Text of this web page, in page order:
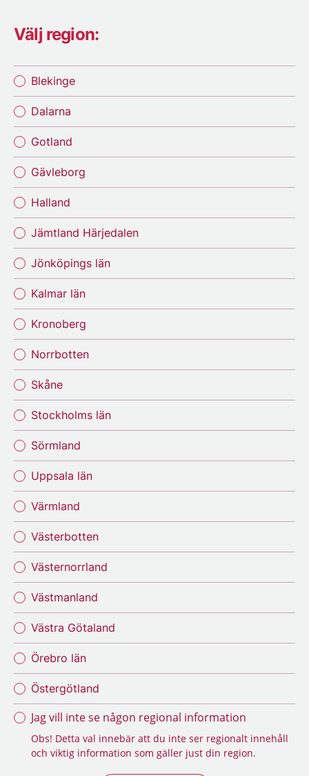
Välj region:
Blekinge
Dalarna
Gotland
Gävleborg
Halland
Jämtland Härjedalen
Jönköpings län
Kalmar län
Kronoberg
Norrbotten
Skåne
Stockholms län
Sörmland
Uppsala län
Värmland
Västerbotten
Västernorrland
Västmanland
Västra Götaland
Örebro län
Östergötland
Jag vill inte se någon regional information
Obs! Detta val innebär att du inte ser regionalt innehåll
och viktig information som gäller just din region.